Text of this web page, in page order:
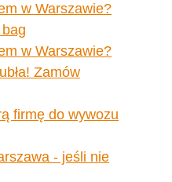
w Warszawie?
w Warszawie?
Zamów
firmę do wywozu
- jeśli nie